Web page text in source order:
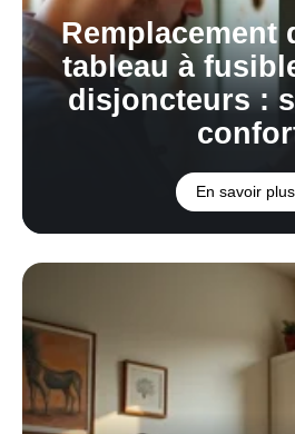
Remplacement
tableau à
disjoncteurs :
En savoir plus